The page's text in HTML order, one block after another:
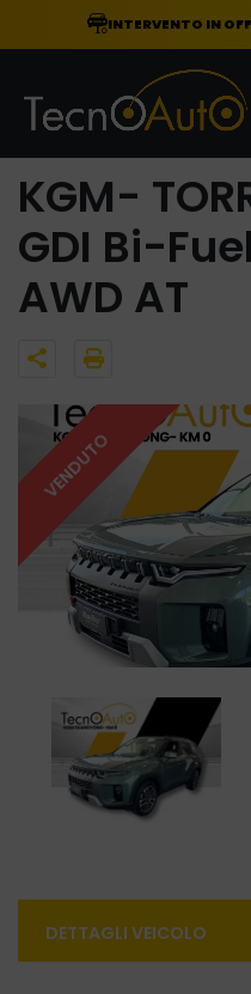
INTERVENTO IN
KGM-
GDI Bi-
AWD AT
VENDUTO
DETTAGLI VEICOLO